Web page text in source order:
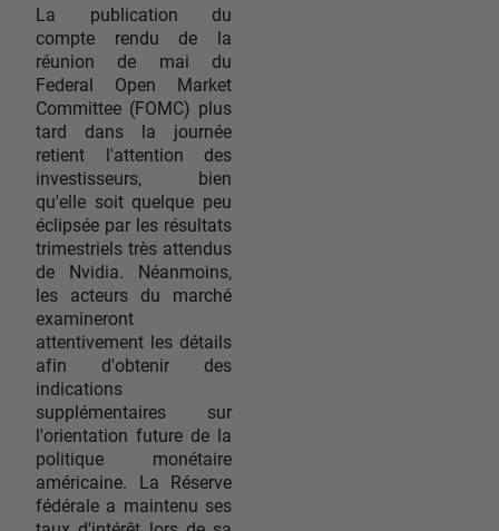
La publication du
compte rendu de la
réunion de mai du
Federal Open Market
Committee (FOMC) plus
tard dans la journée
retient l'attention des
investisseurs, bien
qu'elle soit quelque peu
éclipsée par les résultats
trimestriels très attendus
de Nvidia. Néanmoins,
les acteurs du marché
examineront
attentivement les détails
afin d'obtenir des
indications
supplémentaires sur
l'orientation future de la
politique monétaire
américaine. La Réserve
fédérale a maintenu ses